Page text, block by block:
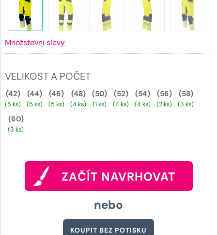
Množstevní slevy
VELIKOST A POČET
(42)
(5 ks)
(44)
(5 ks)
(46)
(5 ks)
(48)
(4 ks)
(50)
(1 ks)
(52)
(4 ks)
(54)
(4 ks)
(56)
(2 ks)
(58)
(3 ks)
(60)
(3 ks)
ZAČÍT NAVRHOVAT
nebo
KOUPIT BEZ POTISKU